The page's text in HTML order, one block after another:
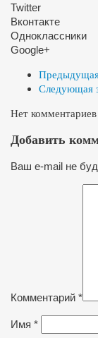
Twitter
Вконтакте
Одноклассники
Google+
Следующая
Нет комментариев
Добавить
Ваш e-mail не
Комментарий *
Имя *